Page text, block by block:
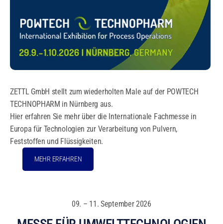
ZETTL GmbH stellt zum wiederholten Male auf der POWTECH
TECHNOPHARM in Nürnberg aus.
Hier erfahren Sie mehr über die Internationale Fachmesse in
Europa für Technologien zur Verarbeitung von Pulvern,
Feststoffen und Flüssigkeiten.
MEHR ERFAHREN
09. – 11. September 2026